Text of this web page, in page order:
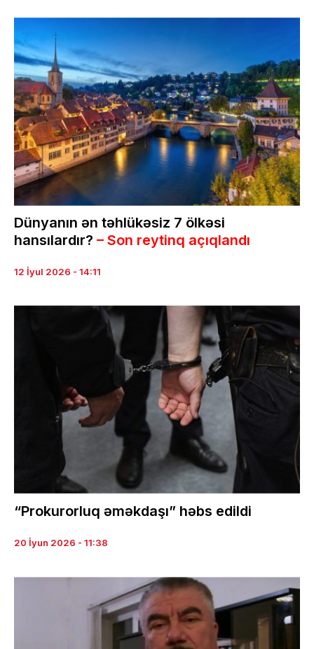
Dünyanın ən təhlükəsiz 7 ölkəsi
hansılardır? – Son reytinq açıqlandı
12 İyul 2026 - 14:11
“Prokurorluq əməkdaşı” həbs edildi
20 İyun 2026 - 11:38